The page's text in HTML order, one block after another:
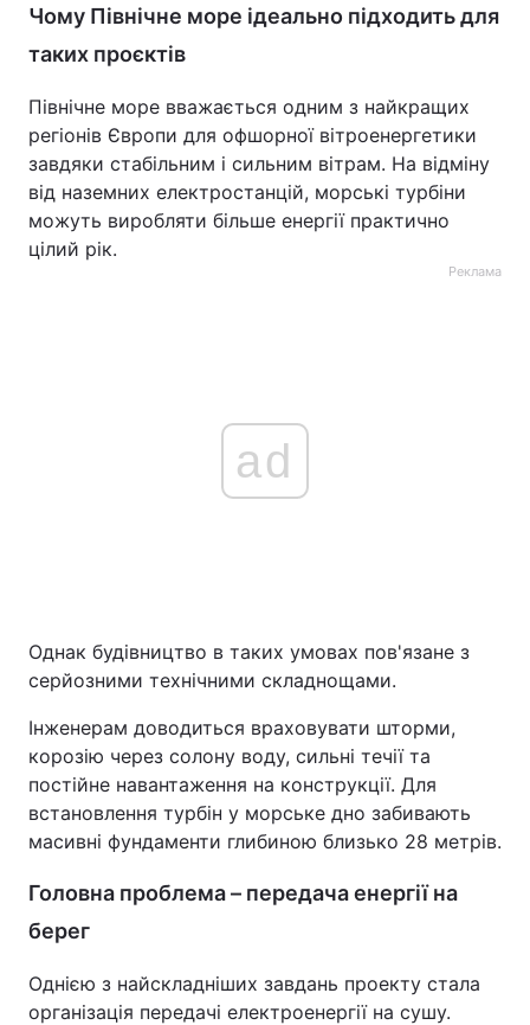
Чому Північне море ідеально підходить для
таких проєктів
Північне море вважається одним з найкращих
регіонів Європи для офшорної вітроенергетики
завдяки стабільним і сильним вітрам. На відміну
від наземних електростанцій, морські турбіни
можуть виробляти більше енергії практично
цілий рік.
Реклама
ad
Однак будівництво в таких умовах пов'язане з
серйозними технічними складнощами.
Інженерам доводиться враховувати шторми,
корозію через солону воду, сильні течії та
постійне навантаження на конструкції. Для
встановлення турбін у морське дно забивають
масивні фундаменти глибиною близько 28 метрів.
Головна проблема – передача енергії на
берег
Однією з найскладніших завдань проекту стала
організація передачі електроенергії на сушу.